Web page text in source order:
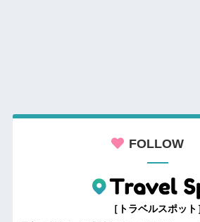
FOLLOW
［トラベルスポット